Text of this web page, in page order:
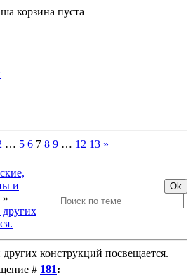
корзина пуста
… 5 6 7 8 9 … 12 13 »
и
»
конструкций посвещается.
# 181: